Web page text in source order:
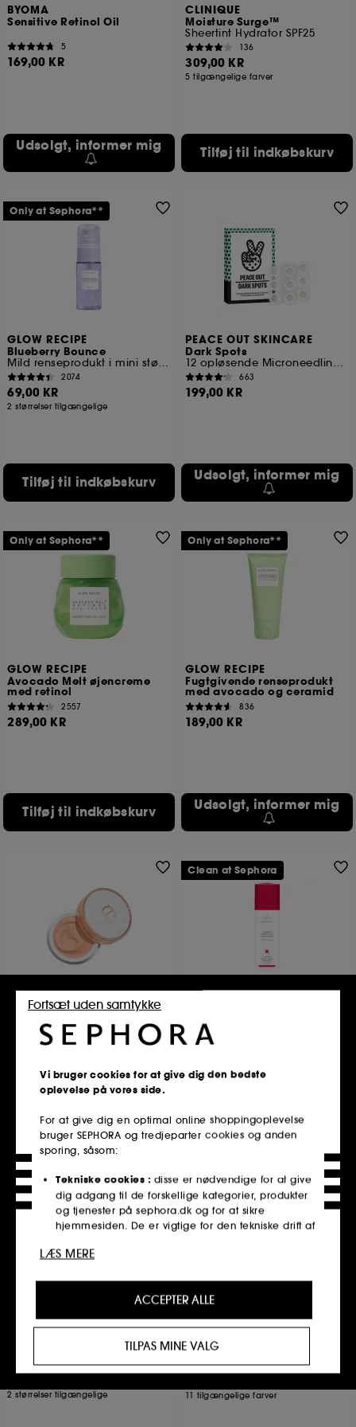
BYOMA
Sensitive Retinol Oil
5
169,00 KR
Udsolgt, informer mig
CLINIQUE
Moisture Surge™
Sheertint Hydrator SPF25
136
309,00 KR
5 tilgængelige farver
Tilføj til indkøbskurv
GLOW RECIPE
Blueberry Bounce
Mild renseprodukt i mini størrelse
2074
69,00 KR
2 størrelser tilgængelige
Tilføj til indkøbskurv
Only at Sephora**
PEACE OUT SKINCARE
Dark Spots
12 opløsende Microneedling Brightening Dots
663
199,00 KR
Udsolgt, informer mig
GLOW RECIPE
Avocado Melt øjencreme
med retinol
2557
289,00 KR
Tilføj til indkøbskurv
Only at Sephora**
GLOW RECIPE
Fugtgivende renseprodukt
med avocado og ceramid
836
189,00 KR
Udsolgt, informer mig
Only at Sephora**
CHARLOTTE TILBURY
Life Changing Lip Mask
Natmaske til læberne
78
Udsolgt, informer mig
Creme Med Retinol
Udsolgt, informer mig
Clean at Sephora
Phaze Clarifying Face Wash
107
2 størrelser tilgængelige
SUMMER FRIDAYS
Lip Butter Balm
7817
11 tilgængelige farver
Nyhed
Vi bruger cookies for at give dig den bedste
oplevelse på vores side.
For at give dig en optimal online shoppingoplevelse
bruger SEPHORA og tredjeparter cookies og anden
sporing, såsom:
Tekniske cookies : disse er nødvendige for at give
dig adgang til de forskellige kategorier, produkter
og tjenester på sephora.dk og for at sikre
hjemmesiden. De er vigtige for den tekniske drift af
produkter, tjenester og indhold, der bedst passer til
dine præferencer, og at give dig kampagnetilbud,
der er skræddersyet til din profil.
cookies bruges til at vise dig indhold, der kan
være af interesse for dig, gennem personlige
ACCEPTER ALLE
Fortsæt uden samtykke
TILPAS MINE VALG
LÆS MERE